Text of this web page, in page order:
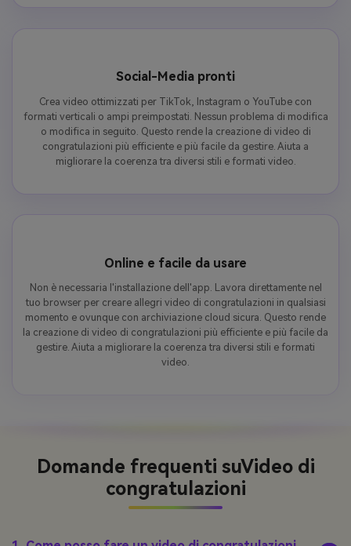
Social-Media pronti
Crea video ottimizzati per TikTok, Instagram o YouTube con
formati verticali o ampi preimpostati. Nessun problema di modifica
o modifica in seguito. Questo rende la creazione di video di
congratulazioni più efficiente e più facile da gestire. Aiuta a
migliorare la coerenza tra diversi stili e formati video.
Online e facile da usare
Non è necessaria l'installazione dell'app. Lavora direttamente nel
tuo browser per creare allegri video di congratulazioni in qualsiasi
momento e ovunque con archiviazione cloud sicura. Questo rende
la creazione di video di congratulazioni più efficiente e più facile da
gestire. Aiuta a migliorare la coerenza tra diversi stili e formati
video.
Domande frequenti suVideo di
congratulazioni